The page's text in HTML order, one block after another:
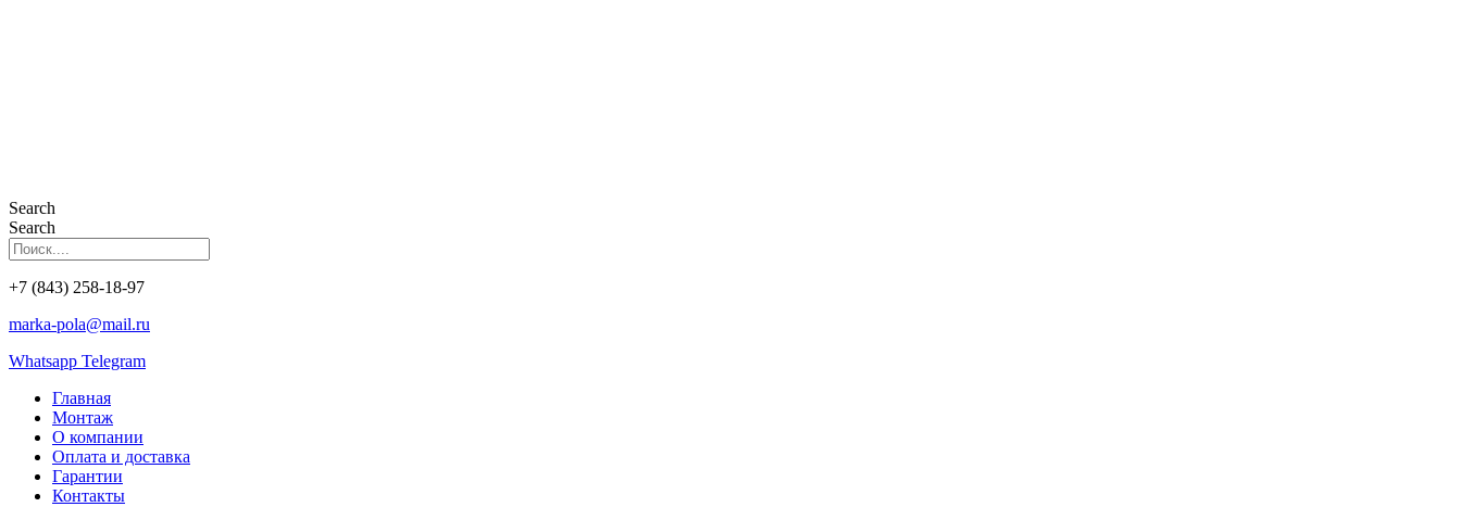
Search
Search
+7 (843) 258-18-97
marka-pola@mail.ru
Whatsapp Telegram
Главная
Монтаж
О компании
Оплата и доставка
Гарантии
Контакты